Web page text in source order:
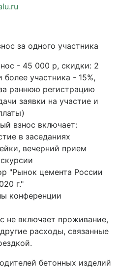
за одного участника
- 45 000 р, скидки: 2
более участника - 15%,
раннюю регистрацию
заявки на участие и
взнос включает:
в заседаниях
вечерний прием
"Рынок цемента России
г."
конференции
не включает проживание,
расходы, связанные
бетонных изделий